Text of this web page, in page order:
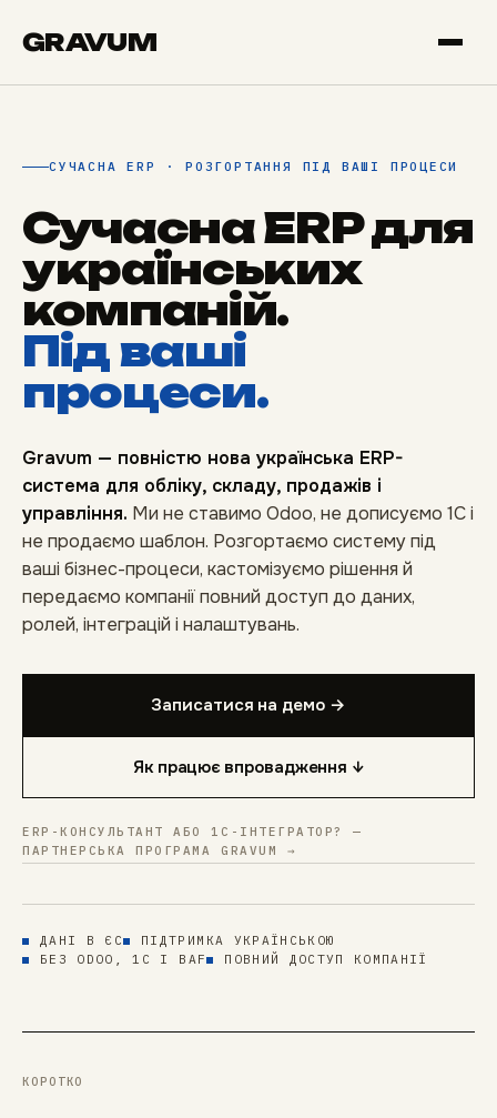
GRAVUM
СУЧАСНА ERP · РОЗГОРТАННЯ ПІД ВАШІ ПРОЦЕСИ
Сучасна ERP для
українських
компаній.
Під ваші
процеси.
Gravum — повністю нова українська ERP-
система для обліку, складу, продажів і
управління. Ми не ставимо Odoo, не дописуємо 1С і
не продаємо шаблон. Розгортаємо систему під
ваші бізнес-процеси, кастомізуємо рішення й
передаємо компанії повний доступ до даних,
ролей, інтеграцій і налаштувань.
Записатися на демо →
Як працює впровадження ↓
ERP-КОНСУЛЬТАНТ АБО 1С-ІНТЕГРАТОР? —
ПАРТНЕРСЬКА ПРОГРАМА GRAVUM →
ДАНІ В ЄС
ПІДТРИМКА УКРАЇНСЬКОЮ
БЕЗ ODOO, 1С І BAF
ПОВНИЙ ДОСТУП КОМПАНІЇ
КОРОТКО